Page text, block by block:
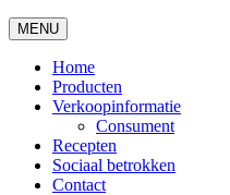
MENU
Home
Producten
Verkoopinformatie
Consument
Recepten
Sociaal betrokken
Contact